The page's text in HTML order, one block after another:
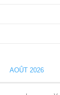
AOÛT 2026